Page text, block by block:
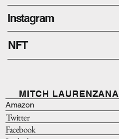
Instagram
NFT
MITCH LAURENZANA
Amazon
Twitter
Facebook